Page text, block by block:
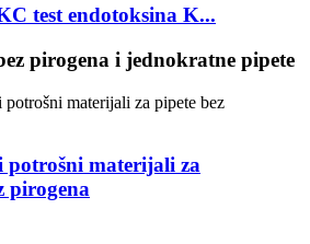
test endotoksina K...
pirogena i jednokratne pipete
potrošni materijali za
pirogena